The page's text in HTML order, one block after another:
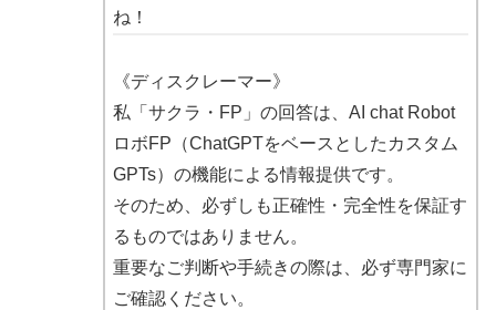
ね！
《ディスクレーマー》
私「サクラ・FP」の回答は、AI chat Robot
ロボFP（ChatGPTをベースとしたカスタム
GPTs）の機能による情報提供です。
そのため、必ずしも正確性・完全性を保証す
るものではありません。
重要なご判断や手続きの際は、必ず専門家に
ご確認ください。